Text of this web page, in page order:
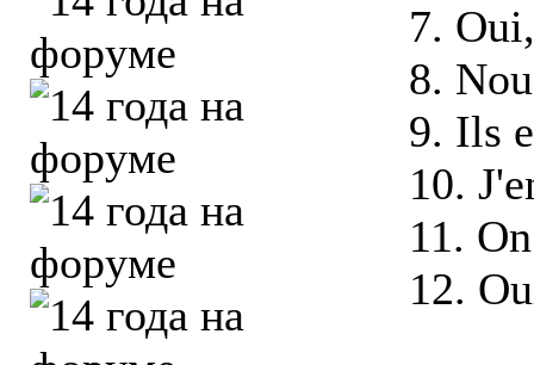
7.
8.
9. Ils
10.
11.
12.